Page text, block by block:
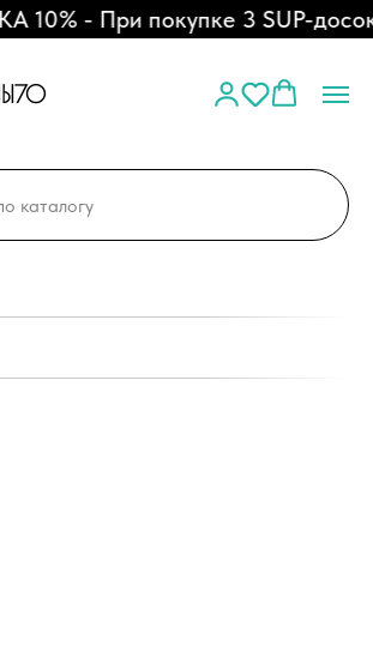
- При покупке 3 SUP-досок